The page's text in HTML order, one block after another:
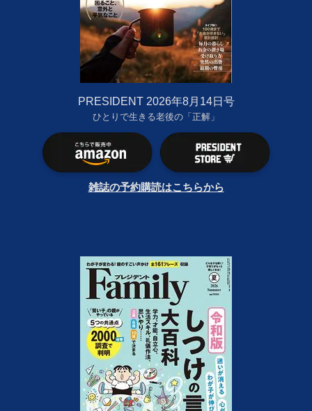
PRESIDENT 2026年8月14日号
ひとりで生きる老後の「正解」
雑誌の予約購読はこちらから